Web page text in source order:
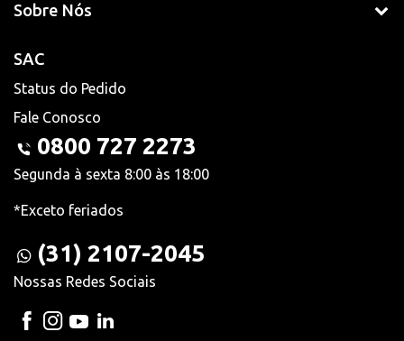
Sobre Nós
SAC
Status do Pedido
Fale Conosco
0800 727 2273
Segunda à sexta 8:00 às 18:00
*Exceto feriados
(31) 2107-2045
Nossas Redes Sociais